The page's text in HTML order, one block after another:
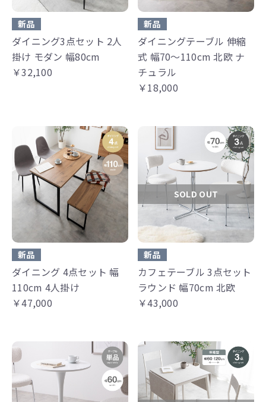
新品
ダイニング3点セット 2人
掛け モダン 幅80cm
￥32,100
新品
ダイニングテーブル 伸縮
式 幅70～110cm 北欧 ナ
チュラル
￥18,000
新品
ダイニング 4点セット 幅
110cm 4人掛け
￥47,000
SOLD OUT
新品
カフェテーブル 3点セット
ラウンド 幅70cm 北欧
￥43,000